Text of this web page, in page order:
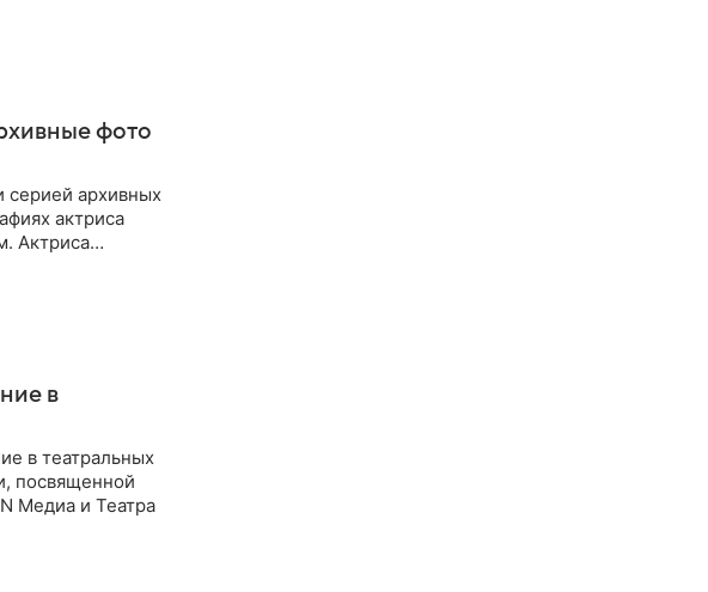
фото
серией архивных
актриса
Актриса
в
в театральных
посвященной
Медиа и Театра